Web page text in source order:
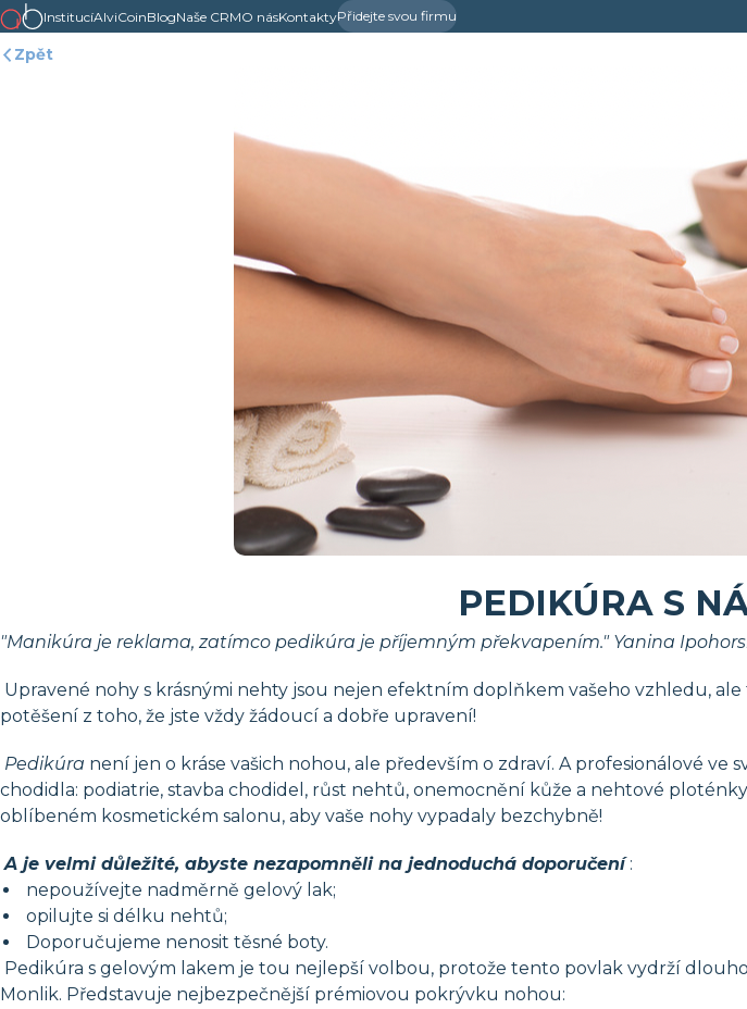
InstitucíAlviCoinBlogNaše CRMO násKontaktyPřidejte svou firmu
Zpět
PEDIKÚRA S
"Manikúra je reklama, zatímco pedikúra je příjemným překvapením." Yanina
Upravené nohy s krásnými nehty jsou nejen efektním doplňkem vašeho vzhledu,
potěšení z toho, že jste vždy žádoucí a dobře upravení!
Pedikúra není jen o kráse vašich nohou, ale především o zdraví. A profesionálové
chodidla: podiatrie, stavba chodidel, růst nehtů, onemocnění kůže a nehtové
oblíbeném kosmetickém salonu, aby vaše nohy vypadaly bezchybně!
A je velmi důležité, abyste nezapomněli na jednoduchá doporučení:
nepoužívejte nadměrně gelový lak;
opilujte si délku nehtů;
Doporučujeme nenosit těsné boty.
Pedikúra s gelovým lakem je tou nejlepší volbou, protože tento povlak vydrží
Monlik. Představuje nejbezpečnější prémiovou pokrývku nohou: